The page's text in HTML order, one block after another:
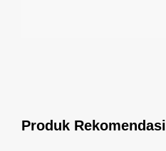
Produk Rekomendasi